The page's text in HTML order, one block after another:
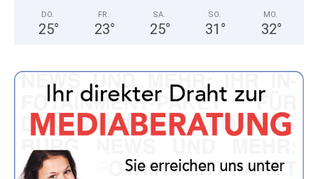
DO.
25°
FR.
23°
SA.
25°
SO.
31 °
MO.
32°